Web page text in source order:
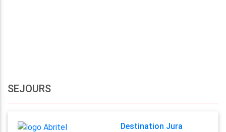
SEJOURS
Destination Jura